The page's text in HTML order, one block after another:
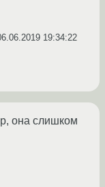
19:34:22
она слишком